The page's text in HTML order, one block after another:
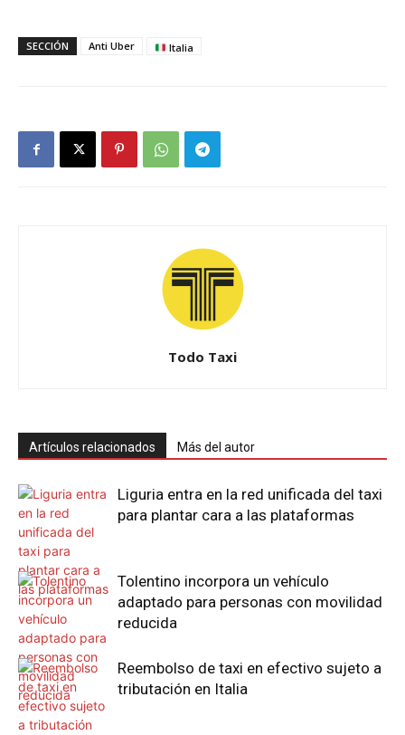
SECCIÓN Anti Uber Italia
Todo Taxi
Artículos relacionados Más del autor
Liguria entra en la red unificada del taxi
para plantar cara a las plataformas
Tolentino incorpora un vehículo
adaptado para personas con movilidad
reducida
Reembolso de taxi en efectivo sujeto a
tributación en Italia